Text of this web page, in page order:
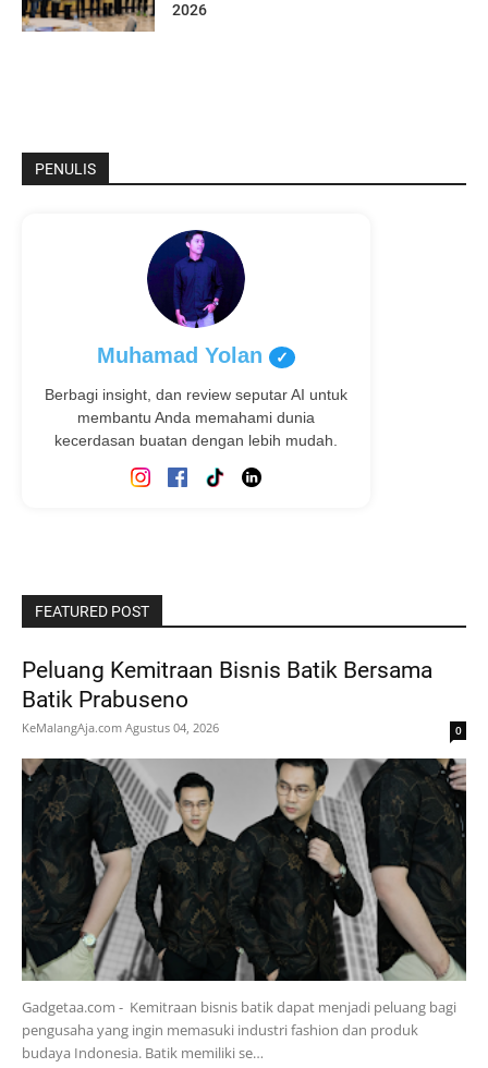
2026
PENULIS
Muhamad Yolan ✓
Berbagi insight, dan review seputar AI untuk
membantu Anda memahami dunia
kecerdasan buatan dengan lebih mudah.
FEATURED POST
Peluang Kemitraan Bisnis Batik Bersama
Batik Prabuseno
KeMalangAja.com Agustus 04, 2026 0
Gadgetaa.com - Kemitraan bisnis batik dapat menjadi peluang bagi
pengusaha yang ingin memasuki industri fashion dan produk
budaya Indonesia. Batik memiliki se…